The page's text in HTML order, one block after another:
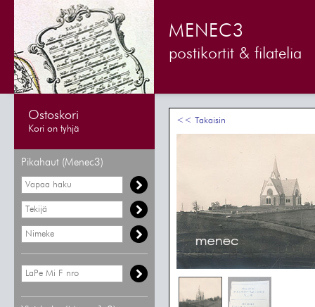
MENEC3
postikortit & filatelia
Ostoskori
Kori on tyhjä
Pikahaut (Menec3)
<< Takaisin